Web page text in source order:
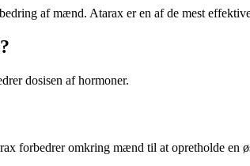
af mænd. Atarax er en af de mest
dosisen af ​​hormoner.
forbedrer omkring mænd til at opretholde